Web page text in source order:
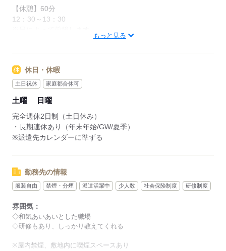
【休憩】60分
12：30～13：30
※TV設置の食堂が離れにございます
15～20時間程度/月
08：30～ 朝礼・清掃
08：40～ メールチェック・PC入力
10：00～ 会長を現場へ送迎
11：00～ 事務所へ帰社、PC入力
13：30～ PC入力
16：00～ 現場へ会長のお迎え
17：30～ お疲れ様でした
もっと見る
休日・休暇
土日祝休 家庭都合休可
土曜 日曜
完全週休2日制（土日休み）
・長期連休あり（年末年始/GW/夏季）
※派遣先カレンダーに準ずる
勤務先の情報
服装自由 禁煙・分煙 派遣活躍中 少人数 社会保険制度 研修制度
雰囲気：
◇和気あいあいとした職場
◇研修もあり、しっかり教えてくれる
※屋内禁煙、敷地内に喫煙スペースあり